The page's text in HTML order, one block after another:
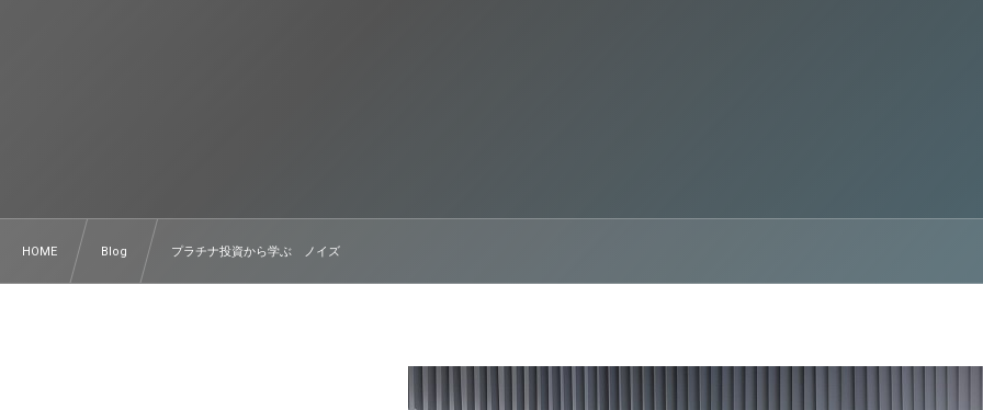
HOME Blog プラチナ投資から学ぶ ノイズ